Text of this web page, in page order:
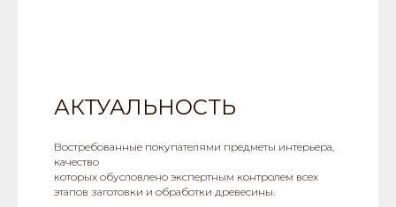
АКТУАЛЬНОСТЬ
Востребованные покупателями предметы интерьера,
качество
которых обусловлено экспертным контролем всех
этапов заготовки и обработки древесины.